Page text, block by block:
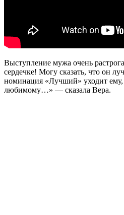
Выступление мужа очень
сердечке! Могу сказать, что он
номинация «Лучший» уходит
любимому…» — сказала Вера.